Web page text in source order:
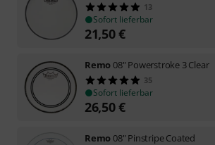
13
Sofort lieferbar
21,50€
Remo 08" Powerstroke 3 Clear
35
Sofort lieferbar
26,50€
Remo 08" Pinstripe Coated